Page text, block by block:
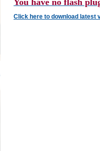
You have no flash
Click here to download latest